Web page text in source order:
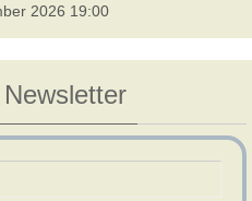
2026 19:00